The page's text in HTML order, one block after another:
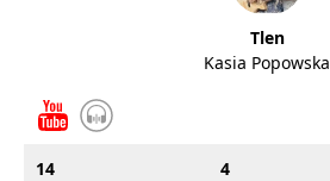
Tlen
Kasia Popowska
14 4